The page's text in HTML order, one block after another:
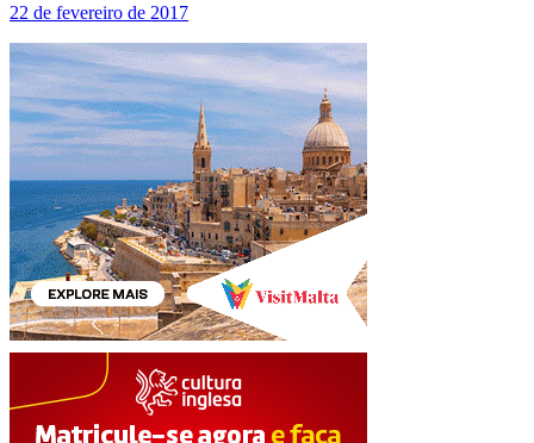
22 de fevereiro de 2017